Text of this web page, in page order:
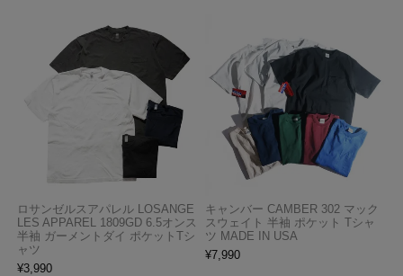
ロサンゼルスアパレル LOSANGE
LES APPAREL 1809GD 6.5オンス
半袖 ガーメントダイ ポケットTシ
ャツ
¥3,990
キャンバー CAMBER 302 マック
スウェイト 半袖 ポケット Tシャ
ツ MADE IN USA
¥7,990